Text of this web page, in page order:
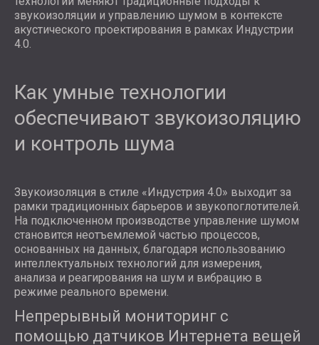
звукоизоляции и управлению шумом в контексте
акустического проектирования в рамках Индустрии
4.0.
Как умные технологии
обеспечивают звукоизоляцию
и контроль шума
Звукоизоляция в стиле «Индустрия 4.0» выходит за
рамки традиционных барьеров и звукопоглотителей.
На подключенном производстве управление шумом
становится неотъемлемой частью процессов,
основанных на данных, благодаря использованию
интеллектуальных технологий для измерения,
анализа и реагирования на шум и вибрацию в
режиме реального времени.
Непрерывный мониторинг с
помощью датчиков Интернета вещей